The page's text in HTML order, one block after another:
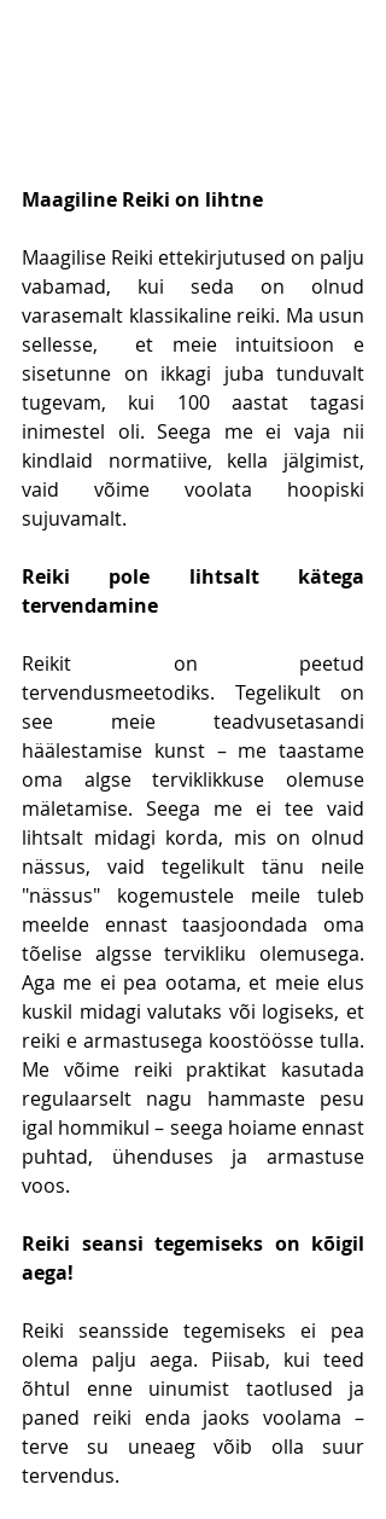
Maagiline Reiki on lihtne
Maagilise Reiki ettekirjutused on palju
vabamad, kui seda on olnud
varasemalt klassikaline reiki. Ma usun
sellesse,  et meie intuitsioon e
sisetunne on ikkagi juba tunduvalt
tugevam, kui 100 aastat tagasi
inimestel oli. Seega me ei vaja nii
kindlaid normatiive, kella jälgimist,
vaid võime voolata hoopiski
sujuvamalt.
Reiki pole lihtsalt kätega
tervendamine
Reikit on peetud
tervendusmeetodiks. Tegelikult on
see meie teadvusetasandi
häälestamise kunst – me taastame
oma algse terviklikkuse olemuse
mäletamise. Seega me ei tee vaid
lihtsalt midagi korda, mis on olnud
nässus, vaid tegelikult tänu neile
"nässus" kogemustele meile tuleb
meelde ennast taasjoondada oma
tõelise algsse tervikliku olemusega.
Aga me ei pea ootama, et meie elus
kuskil midagi valutaks või logiseks, et
reiki e armastusega koostöösse tulla.
Me võime reiki praktikat kasutada
regulaarselt nagu hammaste pesu
igal hommikul – seega hoiame ennast
puhtad, ühenduses ja armastuse
voos.
Reiki seansi tegemiseks on kõigil
aega!
Reiki seansside tegemiseks ei pea
olema palju aega. Piisab, kui teed
õhtul enne uinumist taotlused ja
paned reiki enda jaoks voolama –
terve su uneaeg võib olla suur
tervendus.